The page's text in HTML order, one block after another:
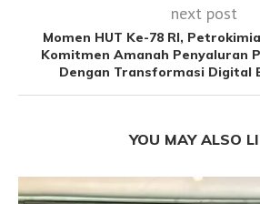
next post
Momen HUT Ke-78 RI,
Komitmen Amanah Penyaluran
Dengan Transformasi Digital
YOU MAY ALSO